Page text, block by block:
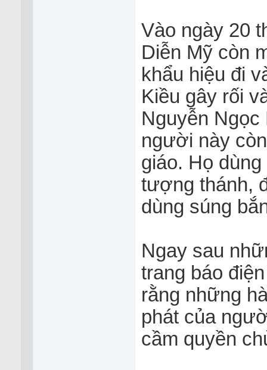
Vào ngày 20
Diễn Mỹ còn
khẩu hiệu đi
Kiều gây rối
Nguyễn
người này
giáo. Họ
tượng thánh,
dùng súng
Ngay sau
trang báo
rằng những
phát của
cầm quyền